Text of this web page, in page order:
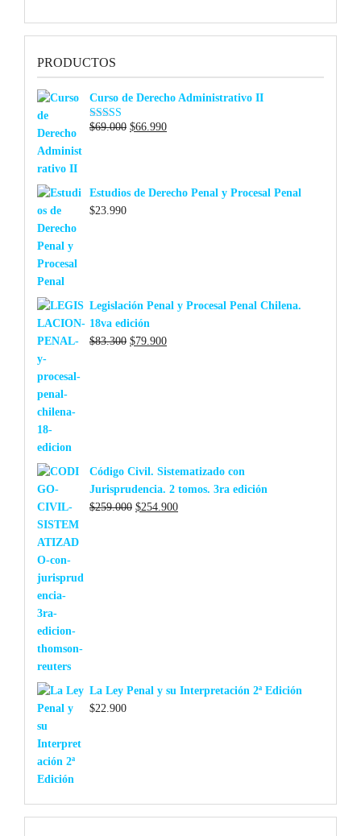
PRODUCTOS
Curso de Derecho Administrativo II
Valorado con
$69.000 El
$69.000.
$66.990El
$66.990.
Estudios de Derecho Penal y Procesal Penal
$23.990
Legislación Penal y Procesal Penal Chilena.
18va edición
$83.300 El
$79.900El
Código Civil. Sistematizado con
Jurisprudencia. 2 tomos. 3ra edición
$259.000 El
$254.900El
La Ley Penal y su Interpretación 2ª Edición
$22.900